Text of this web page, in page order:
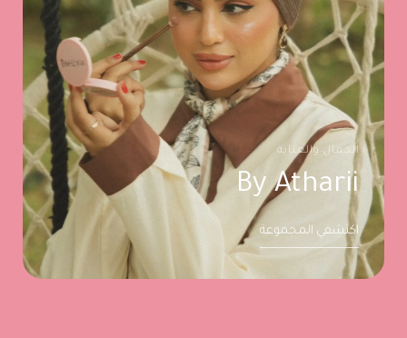
الجمال والعناية
By Atharii
اكتشفي المجموعة